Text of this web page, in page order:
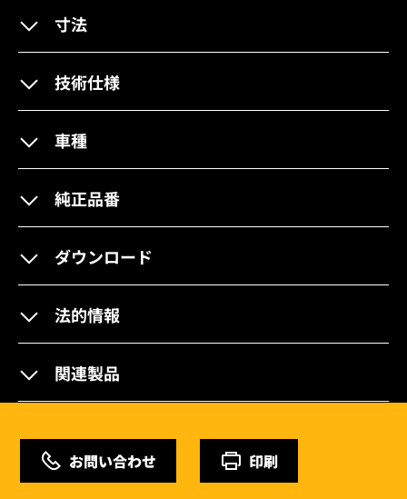
寸法
技術仕様
車種
純正品番
ダウンロード
法的情報
関連製品
お問い合わせ 印刷